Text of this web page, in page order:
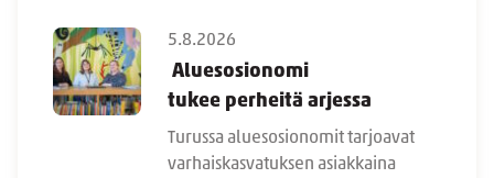
5.8.2026
Aluesosionomi
tukee perheitä arjessa
Turussa aluesosionomit tarjoavat
varhaiskasvatuksen asiakkaina